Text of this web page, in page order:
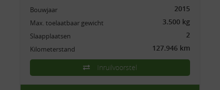
Bouwjaar 2015
Max. toelaatbaar gewicht 3.500 kg
Slaapplaatsen 2
Kilometerstand 127.946 km
Inruilvoorstel